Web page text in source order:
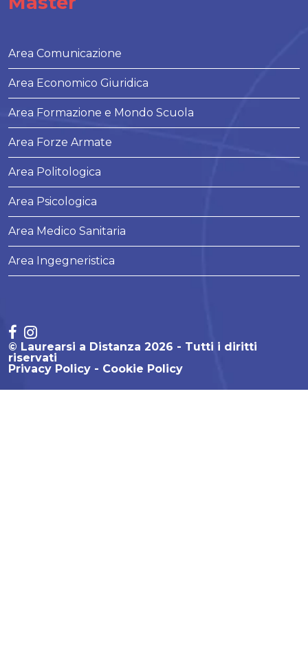
Area Comunicazione
Area Economico Giuridica
Area Formazione e Mondo Scuola
Area Forze Armate
Area Politologica
Area Psicologica
Area Medico Sanitaria
Area Ingegneristica
© Laurearsi a Distanza 2026 - Tutti i diritti
riservati
Privacy Policy
Cookie Policy